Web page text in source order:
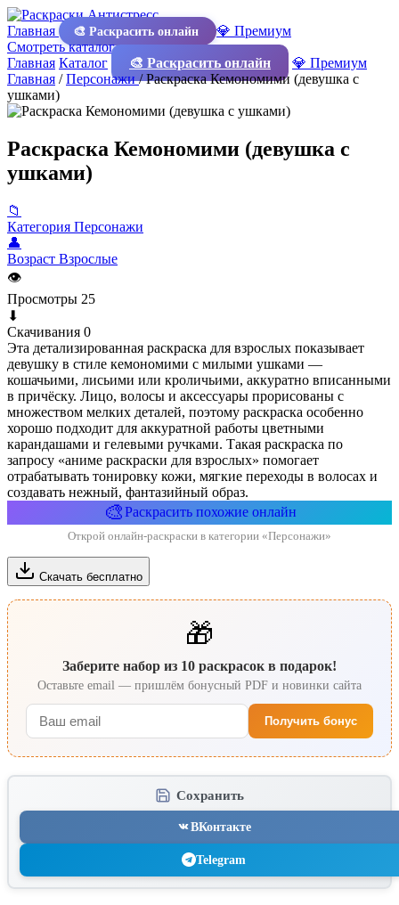
Главная 🎨 Раскрасить онлайн
💎 Премиум
Смотреть каталог
Главная Каталог 🎨 Раскрасить онлайн
💎 Премиум
Главная /Персонажи/Раскраска Кемономими (девушка с
ушками)
Раскраска Кемономими (девушка с
ушками)
📁
Категория Персонажи
👤
Возраст Взрослые
👁
Просмотры 25
⬇
Скачивания 0
Эта детализированная раскраска для взрослых показывает
девушку в стиле кемономими с милыми ушками —
кошачьими, лисьими или кроличьими, аккуратно вписанными
в причёску. Лицо, волосы и аксессуары прорисованы с
множеством мелких деталей, поэтому раскраска особенно
хорошо подходит для аккуратной работы цветными
карандашами и гелевыми ручками. Такая раскраска по
запросу «аниме раскраски для взрослых» помогает
отрабатывать тонировку кожи, мягкие переходы в волосах и
создавать нежный, фантазийный образ.
🎨Раскрасить похожие онлайн
Открой онлайн-раскраски в категории «Персонажи»
Скачать бесплатно
🎁
Заберите набор из 10 раскрасок в подарок!
Оставьте email — пришлём бонусный PDF и новинки сайта
Получить бонус
Сохранить
ВКонтакте
Telegram